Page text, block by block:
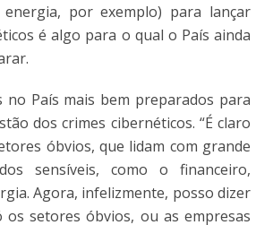
por exemplo) para lançar
é algo para o qual o País ainda
no País mais bem preparados para
dos crimes cibernéticos. “É claro
óbvios, que lidam com grande
sensíveis, como o financeiro,
Agora, infelizmente, posso dizer
os setores óbvios, ou as empresas